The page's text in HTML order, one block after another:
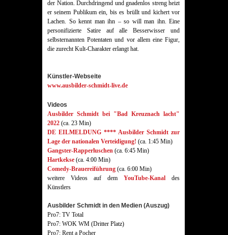
der Nation. Durchdringend und gnadenlos streng heizt
er seinem Publikum ein, bis es brüllt und kichert vor
Lachen. So kennt man ihn – so will man ihn. Eine
personifizierte Satire auf alle Besserwisser und
selbsternannten Potentaten und vor allem eine Figur,
die zurecht Kult-Charakter erlangt hat.
Künstler-Webseite
www.ausbilder-schmidt-live.de
Videos
Ausbilder Schmidt bei "Bad Kreuznach lacht"
2022 (ca. 23 Min)
DE EILMELDUNG **** Ausbilder Schmidt zur
Lage der nationalen Verteidigung! (ca. 1:45 Min)
Gangster-Rapperluschen (ca. 6:45 Min)
Hartkekse (ca. 4:00 Min)
Comedy-Brauereiführung (ca. 6:00 Min)
weitere Videos auf dem YouTube-Kanal des
Künstlers
Ausbilder Schmidt in den Medien (Auszug)
Pro7: TV Total
Pro7: WOK WM (Dritter Platz)
Pro7: Rent a Pocher